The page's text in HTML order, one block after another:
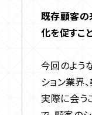
既存顧客の
化を促すこ
今回のよう
ション業界
実際に会う